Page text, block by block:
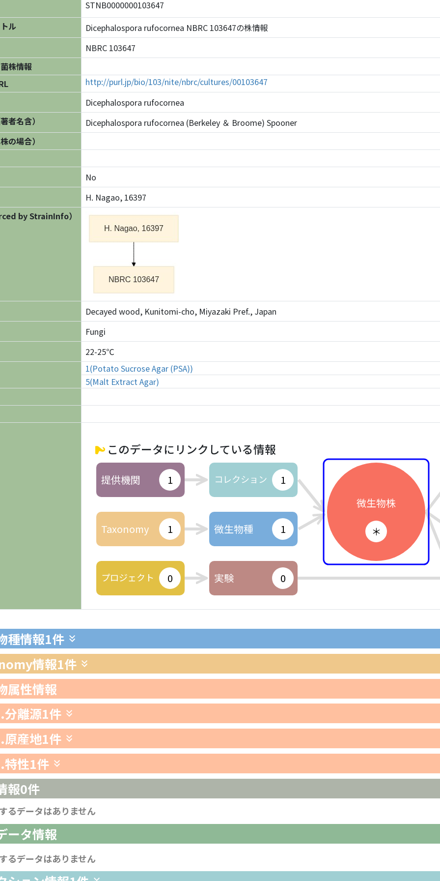
STNB0000000103647
ル
Dicephalospora rufocornea NBRC 103647の株情報
NBRC 103647
株情報
http://purl.jp/bio/103/nite/nbrc/cultures/00103647
Dicephalospora rufocornea
者名含）
Dicephalospora rufocornea (Berkeley ＆ Broome) Spooner
の場合）
No
H. Nagao, 16397
by StrainInfo）
Decayed wood, Kunitomi-cho, Miyazaki Pref., Japan
Fungi
22-25℃
1(Potato Sucrose Agar (PSA))
5(Malt Extract Agar)
このデータにリンクしている情報
提供機関 1
Taxonomy 1
プロジェクト 0
コレクション 1
微生物種 1
実験 0
微生物株
＊
種情報1件
情報1件
属性情報
離源1件
産地1件
性1件
報0件
るデータはありません
ータ情報
るデータはありません